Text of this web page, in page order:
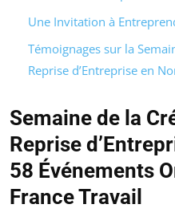
Une Invitation à
Témoignages sur la
Reprise d’Entreprise en
Semaine de la
Reprise
58 Événements
France Travail